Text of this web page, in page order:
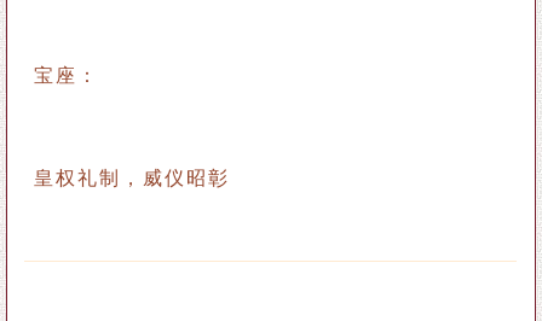
宝座：
皇权礼制，威仪昭彰